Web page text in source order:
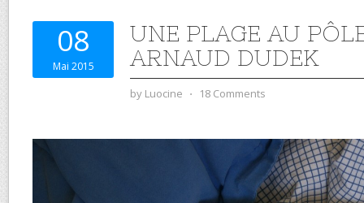
08
Mai 2015
UNE PLAGE AU
ARNAUD DUDEK
by Luocine ⋅ 18 Comments